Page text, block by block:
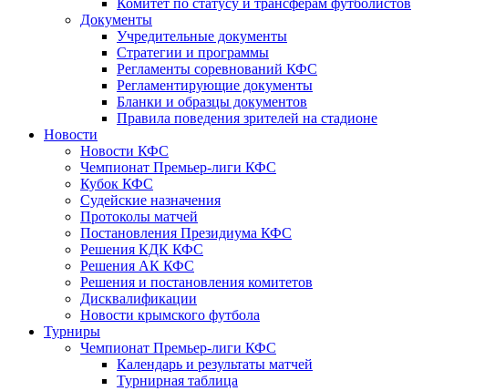
Комитет по статусу и трансферам футболистов
Документы
Учредительные документы
Стратегии и программы
Регламенты соревнований КФС
Регламентирующие документы
Бланки и образцы документов
Правила поведения зрителей на стадионе
Новости
Новости КФС
Чемпионат Премьер-лиги КФС
Кубок КФС
Судейские назначения
Протоколы матчей
Постановления Президиума КФС
Решения КДК КФС
Решения АК КФС
Решения и постановления комитетов
Дисквалификации
Новости крымского футбола
Турниры
Чемпионат Премьер-лиги КФС
Календарь и результаты матчей
Турнирная таблица